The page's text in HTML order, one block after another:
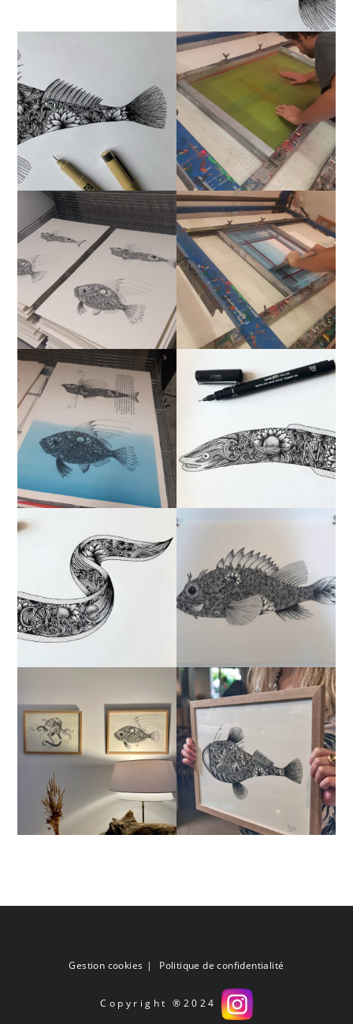
Gestion cookies Politique de confidentialité
Copyright ®2024